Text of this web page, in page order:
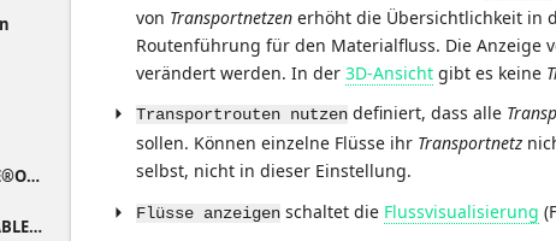
Grundlagen zum visTABLE®ObjektManager
Benutzeroberfläche visTABLE®ObjektManager
von Transportnetzen erhöht die Übersichtlichkeit in
Routenführung für den Materialfluss. Die Anzeige
verändert werden. In der 3D-Ansicht gibt es keine
Transportrouten nutzen definiert, dass alle
sollen. Können einzelne Flüsse ihr Transportnetz
selbst, nicht in dieser Einstellung.
Flüsse anzeigen schaltet die Flussvisualisierung